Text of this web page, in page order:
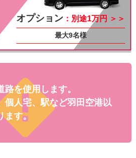
の他
金
オプション ：別途1万円 ＞＞
最大9名様
を使用します。
人宅、駅など羽田空港以
ます。